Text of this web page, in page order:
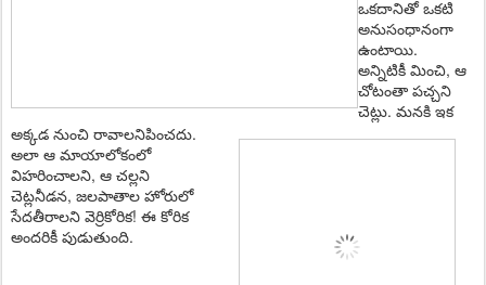
ఒక‌దానితో ఒక‌టి
అనుసంధానంగా
ఉంటాయి.
అన్నిటికీ మించి, ఆ
చోటంతా ప‌చ్చ‌ని
చెట్లు. మ‌న‌కి ఇక
అక్క‌డ నుంచి రావాలనిపించదు.
అలా ఆ మాయాలోకంలో
విహ‌రించాల‌ని, ఆ చ‌ల్ల‌ని
చెట్ల‌నీడ‌న‌, జ‌ల‌పాతాల హోరులో
సేద‌తీరాల‌ని వెర్రికోరిక‌! ఈ కోరిక
అందరికీ పుడుతుంది.